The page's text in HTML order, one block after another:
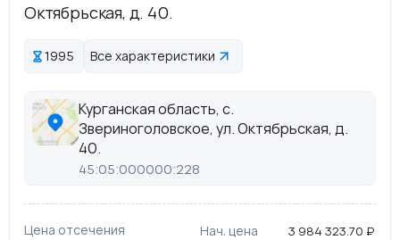
Октябрьская, д. 40.
1995 Все характеристики
Курганская область, с.
Звериноголовское, ул. Октябрьская, д.
40.
45:05:000000:228
Цена отсечения Нач. цена 3 984 323.70 ₽